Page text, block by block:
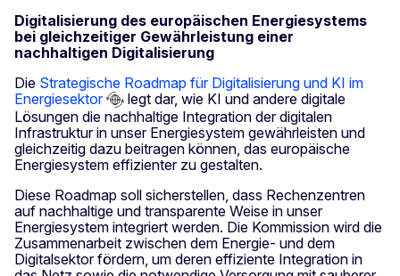
Digitalisierung des europäischen Energiesystems
bei gleichzeitiger Gewährleistung einer
nachhaltigen Digitalisierung
Die Strategische Roadmap für Digitalisierung und KI im
Energiesektor
legt dar, wie KI und andere digitale
Lösungen die nachhaltige Integration der digitalen
Infrastruktur in unser Energiesystem gewährleisten und
gleichzeitig dazu beitragen können, das europäische
Energiesystem effizienter zu gestalten.
Diese Roadmap soll sicherstellen, dass Rechenzentren
auf nachhaltige und transparente Weise in unser
Energiesystem integriert werden. Die Kommission wird die
Zusammenarbeit zwischen dem Energie- und dem
Digitalsektor fördern, um deren effiziente Integration in